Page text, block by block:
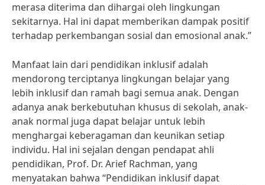
merasa diterima dan dihargai oleh lingkungan
sekitarnya. Hal ini dapat memberikan dampak positif
terhadap perkembangan sosial dan emosional anak.”
Manfaat lain dari pendidikan inklusif adalah
mendorong terciptanya lingkungan belajar yang
lebih inklusif dan ramah bagi semua anak. Dengan
adanya anak berkebutuhan khusus di sekolah, anak-
anak normal juga dapat belajar untuk lebih
menghargai keberagaman dan keunikan setiap
individu. Hal ini sejalan dengan pendapat ahli
pendidikan, Prof. Dr. Arief Rachman, yang
menyatakan bahwa “Pendidikan inklusif dapat